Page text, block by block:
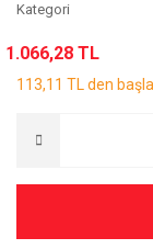
Kategori
1.066,28 TL
113,11 TL den